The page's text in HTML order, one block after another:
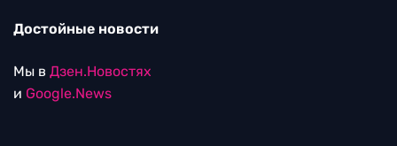
Достойные новости
Мы в Дзен.Новостях
и Google.News